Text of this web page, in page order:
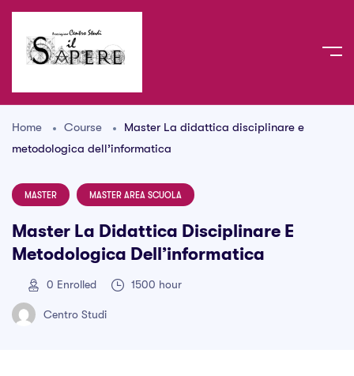
Home Course
Master La didattica disciplinare e
metodologica dell’informatica
MASTER MASTER AREA SCUOLA
Master La Didattica Disciplinare E
Metodologica Dell’informatica
0 Enrolled 1500 hour
Centro Studi